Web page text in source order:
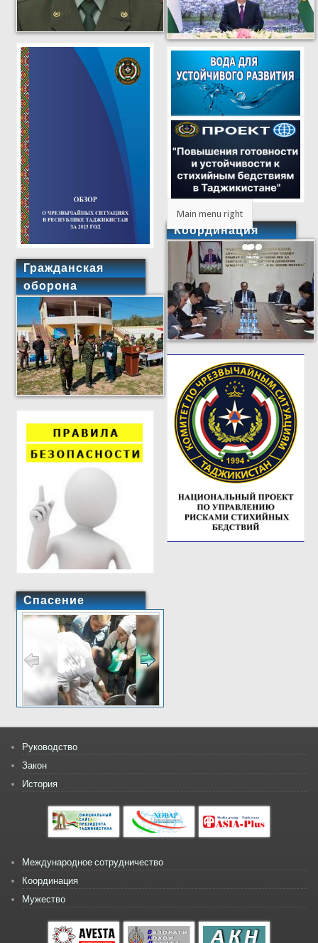
Гражданская
оборона
Спасение
Main menu right
Координация
Руководство
Закон
История
Международное сотрудничество
Координация
Мужество